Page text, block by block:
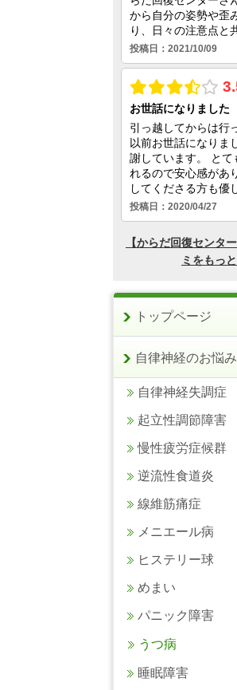
トップページ
自律神経のお悩み
自律神経失調症
起立性調節障害
慢性疲労症候群
逆流性食道炎
線維筋痛症
メニエール病
ヒステリー球
めまい
パニック障害
うつ病
睡眠障害